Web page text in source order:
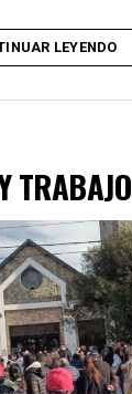
LEYENDO
TRABAJO